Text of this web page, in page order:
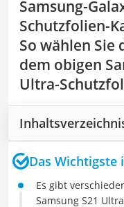
Samsung-
Schutzfolien-
So wählen Sie
dem obigen
Ultra-
Das Wichtigste
Es gibt
Samsung S21